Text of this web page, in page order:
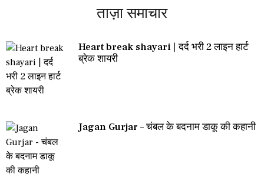
ताज़ा समाचार
Heart break shayari | दर्द भरी 2 लाइन हार्ट
ब्रेक शायरी
Jagan Gurjar – चंबल के बदनाम डाकू की कहानी